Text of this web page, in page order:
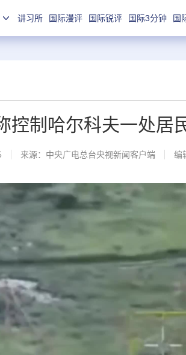
讲习所 国际漫评 国际锐评 国际3分钟 国
控制哈尔科夫一处居
来源： 中央广电总台央视新闻客户端 编